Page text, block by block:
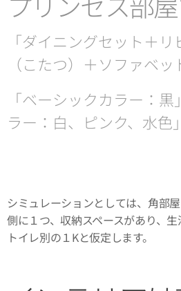
「ダイニングセット＋
（こたつ）＋ソファベッ
「ベーシックカラー：
ラー：白、ピンク、水色」
シミュレーションとしては、角部
側に１つ、収納スペースがあり、生
トイレ別の１Kと仮定します。